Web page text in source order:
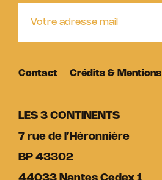
LES 3 CONTINENTS
7 rue de l’Héronnière
BP 43302
44033 Nantes Cedex 1
Contact Crédits &